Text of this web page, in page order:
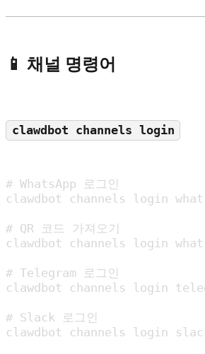
📱 채널 명령어
clawdbot channels login
# WhatsApp 로그인
clawdbot channels login
# QR 코드 가져오기
clawdbot channels login
# Telegram 로그인
clawdbot channels login
# Slack 로그인
clawdbot channels login